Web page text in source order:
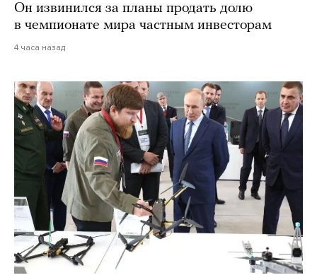
Он извинился за планы продать долю
в чемпионате мира частным инвесторам
4 часа назад